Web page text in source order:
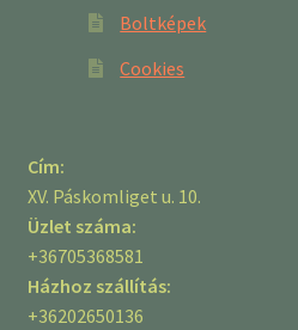
Boltképek
Cookies
Cím:
XV. Páskomliget u. 10.
Üzlet száma:
+36705368581
Házhoz szállítás:
+36202650136